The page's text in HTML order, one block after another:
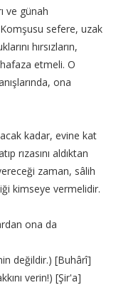
ve günah
sefere, uzak
hırsızların,
etmeli. O
ona
kadar, evine kat
rızasını aldıktan
zaman, sâlih
kimseye vermelidir.
ona da
değildir.) [Buhârî]
verin!) [Şir'a]